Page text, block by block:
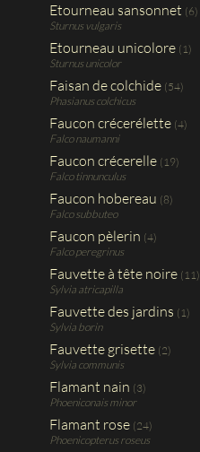
Etourneau sansonnet (6)
Sturnus vulgaris
Etourneau unicolore (1)
Sturnus unicolor
Faisan de colchide (54)
Phasianus colchicus
Faucon crécerélette (4)
Falco naumanni
Faucon crécerelle (19)
Falco tinnunculus
Faucon hobereau (8)
Falco subbuteo
Faucon pèlerin (4)
Falco peregrinus
Fauvette à tête noire (11)
Sylvia atricapilla
Fauvette des jardins (1)
Sylvia borin
Fauvette grisette (2)
Sylvia communis
Flamant nain (3)
Phoeniconais minor
Flamant rose (24)
Phoenicopterus roseus